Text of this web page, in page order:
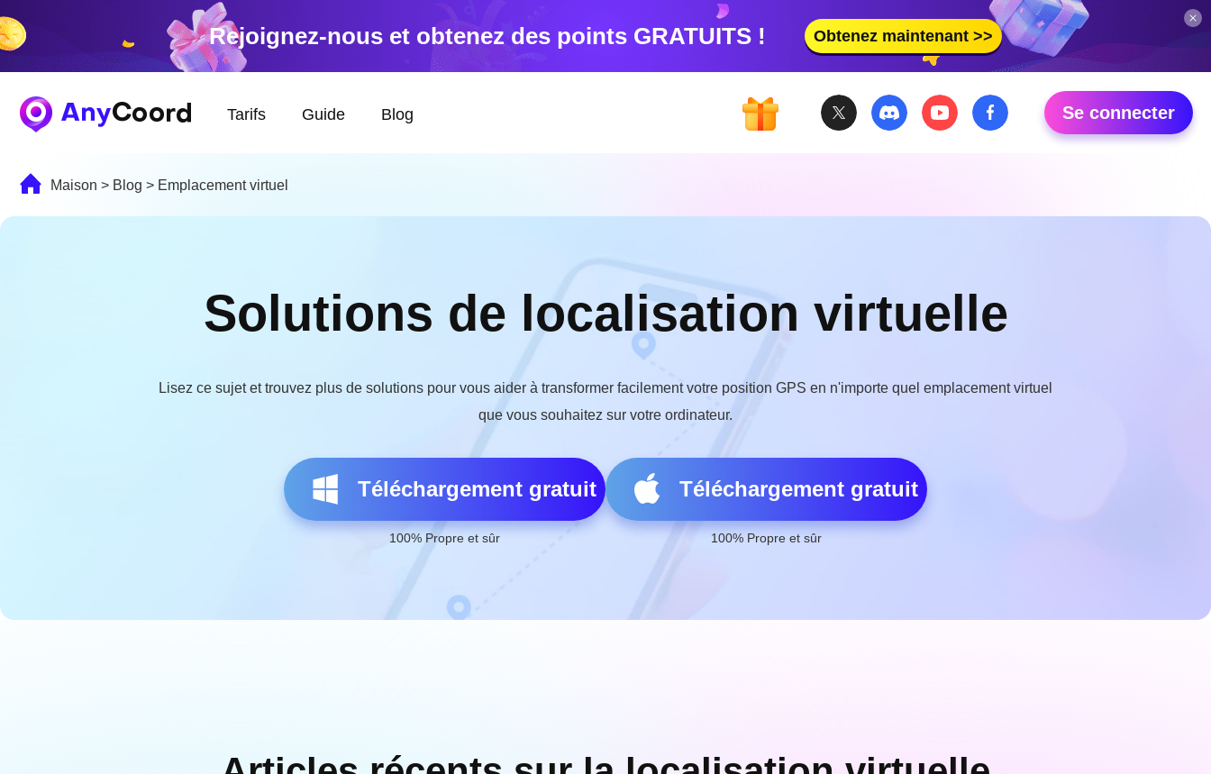
Rejoignez-nous et obtenez des points GRATUITS ! Obtenez maintenant >>
Tarifs Guide Blog Se connecter
Maison > Blog > Emplacement virtuel
Solutions de localisation virtuelle
Lisez ce sujet et trouvez plus de solutions pour vous aider à transformer facilement votre position GPS en n'importe quel emplacement virtuel
que vous souhaitez sur votre ordinateur.
Téléchargement gratuit
100% Propre et sûr
Téléchargement gratuit
100% Propre et sûr